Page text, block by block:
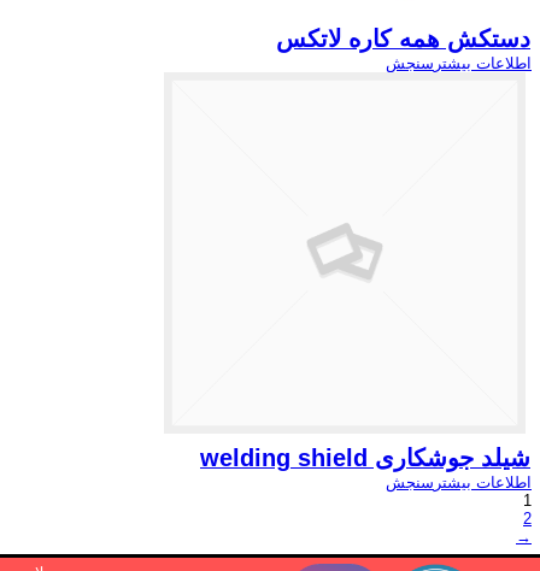
دستکش همه کاره لاتکس
اطلاعات بیشتر سنجش
شیلد جوشکاری welding shield
اطلاعات بیشتر سنجش
1
2
→